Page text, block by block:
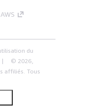
du
© 2026,
affiliés. Tous